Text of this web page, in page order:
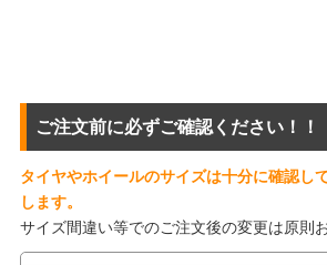
ご注文前に必ずご確認ください！！
タイヤやホイールのサイズは十分に確認し
します。
サイズ間違い等でのご注文後の変更は原則